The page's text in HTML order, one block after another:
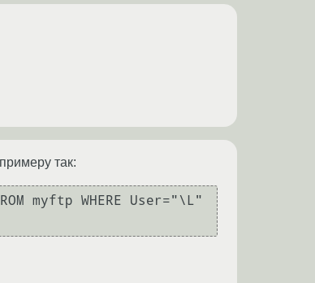
так:
myftp WHERE User="\L"